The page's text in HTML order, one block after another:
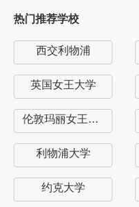
热门推荐学校
西交利物浦
英国女王大学
伦敦玛丽女王大学
利物浦大学
约克大学